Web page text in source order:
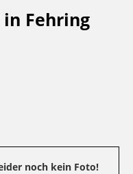
Fehring
noch kein Foto!